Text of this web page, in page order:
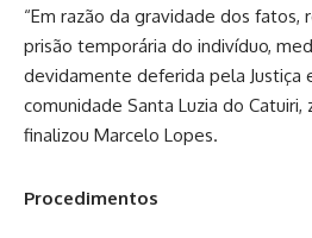
“Em razão da gravidade dos fatos,
prisão temporária do indivíduo,
devidamente deferida pela Justiça
comunidade Santa Luzia do Catuiri,
finalizou Marcelo Lopes.
Procedimentos